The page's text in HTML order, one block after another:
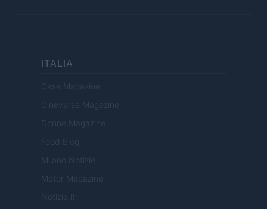
ITALIA
Casa Magazine
Cineverse Magazine
Donne Magazine
Food Blog
Milano Notizie
Motor Magazine
Notizie.it